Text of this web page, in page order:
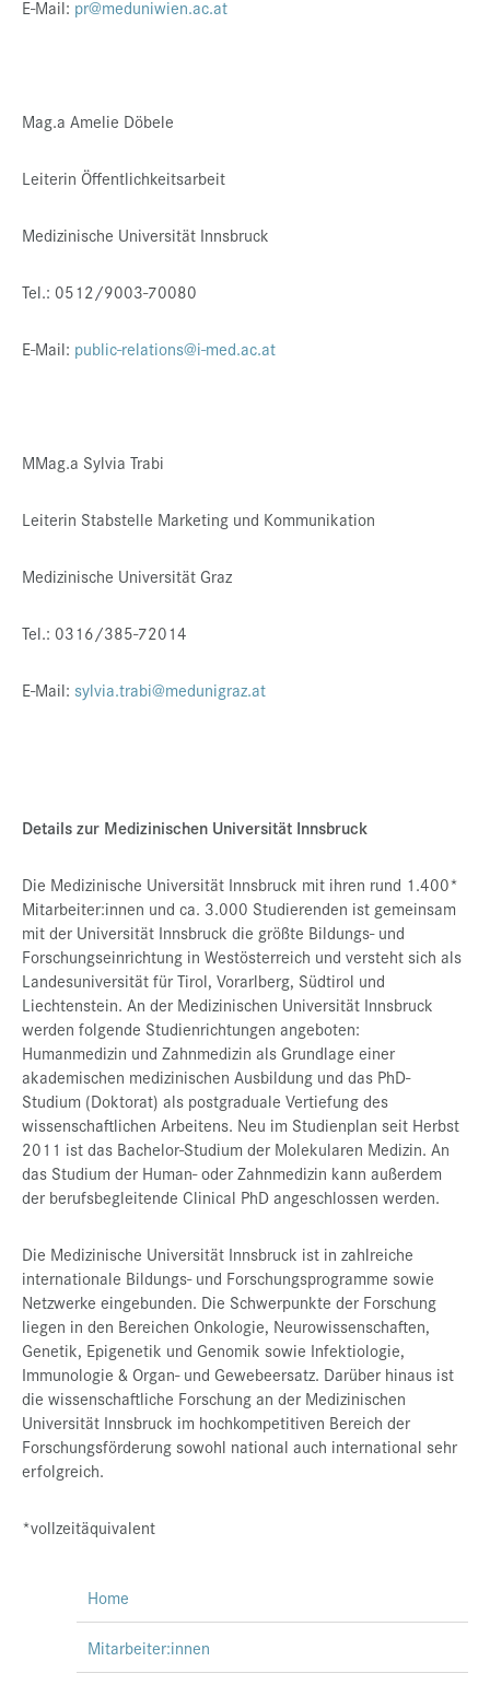
E-Mail: pr@meduniwien.ac.at
Mag.a Amelie Döbele
Leiterin Öffentlichkeitsarbeit
Medizinische Universität Innsbruck
Tel.: 0512/9003-70080
E-Mail: public-relations@i-med.ac.at
MMag.a Sylvia Trabi
Leiterin Stabstelle Marketing und Kommunikation
Medizinische Universität Graz
Tel.: 0316/385-72014
E-Mail: sylvia.trabi@medunigraz.at
Details zur Medizinischen Universität Innsbruck
Die Medizinische Universität Innsbruck mit ihren rund 1.400*
Mitarbeiter:innen und ca. 3.000 Studierenden ist gemeinsam
mit der Universität Innsbruck die größte Bildungs- und
Forschungseinrichtung in Westösterreich und versteht sich als
Landesuniversität für Tirol, Vorarlberg, Südtirol und
Liechtenstein. An der Medizinischen Universität Innsbruck
werden folgende Studienrichtungen angeboten:
Humanmedizin und Zahnmedizin als Grundlage einer
akademischen medizinischen Ausbildung und das PhD-
Studium (Doktorat) als postgraduale Vertiefung des
wissenschaftlichen Arbeitens. Neu im Studienplan seit Herbst
2011 ist das Bachelor-Studium der Molekularen Medizin. An
das Studium der Human- oder Zahnmedizin kann außerdem
der berufsbegleitende Clinical PhD angeschlossen werden.
Die Medizinische Universität Innsbruck ist in zahlreiche
internationale Bildungs- und Forschungsprogramme sowie
Netzwerke eingebunden. Die Schwerpunkte der Forschung
liegen in den Bereichen Onkologie, Neurowissenschaften,
Genetik, Epigenetik und Genomik sowie Infektiologie,
Immunologie & Organ- und Gewebeersatz. Darüber hinaus ist
die wissenschaftliche Forschung an der Medizinischen
Universität Innsbruck im hochkompetitiven Bereich der
Forschungsförderung sowohl national auch international sehr
erfolgreich.
*vollzeitäquivalent
Home
Mitarbeiter:innen